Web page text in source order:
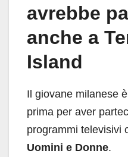
avrebbe
anche a
Island
Il giovane milanese
prima per aver
programmi televisivi
Uomini e Donne.